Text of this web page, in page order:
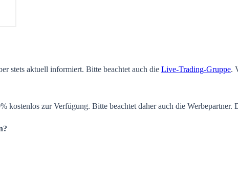
stets aktuell informiert. Bitte beachtet auch die Live-Trading-Gruppe.
zur Verfügung. Bitte beachtet daher auch die Werbepartner.